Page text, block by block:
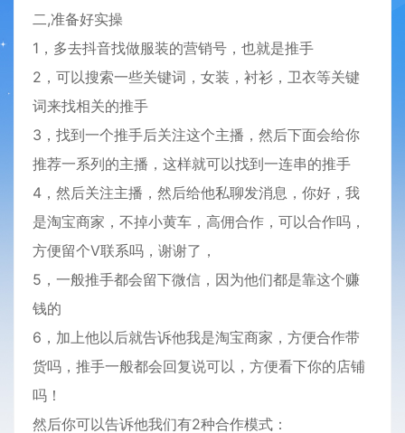
二,准备好实操
1，多去抖音找做服装的营销号，也就是推手
2，可以搜索一些关键词，女装，衬衫，卫衣等关键
词来找相关的推手
3，找到一个推手后关注这个主播，然后下面会给你
推荐一系列的主播，这样就可以找到一连串的推手
4，然后关注主播，然后给他私聊发消息，你好，我
是淘宝商家，不掉小黄车，高佣合作，可以合作吗，
方便留个V联系吗，谢谢了，
5，一般推手都会留下微信，因为他们都是靠这个赚
钱的
6，加上他以后就告诉他我是淘宝商家，方便合作带
货吗，推手一般都会回复说可以，方便看下你的店铺
吗！
然后你可以告诉他我们有2种合作模式：